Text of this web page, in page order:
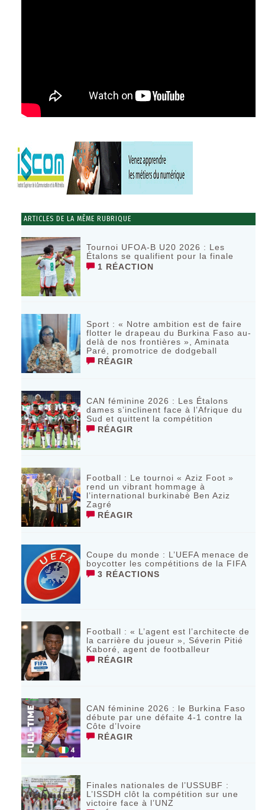
ARTICLES DE LA MÊME RUBRIQUE
Tournoi UFOA-B U20 2026 : Les
Étalons se qualifient pour la finale
1 RÉACTION
Sport : « Notre ambition est de faire
flotter le drapeau du Burkina Faso au-
delà de nos frontières », Aminata
Paré, promotrice de dodgeball
RÉAGIR
CAN féminine 2026 : Les Étalons
dames s’inclinent face à l’Afrique du
Sud et quittent la compétition
RÉAGIR
Football : Le tournoi « Aziz Foot »
rend un vibrant hommage à
l’international burkinabè Ben Aziz
Zagré
RÉAGIR
Coupe du monde : L’UEFA menace de
boycotter les compétitions de la FIFA
3 RÉACTIONS
Football : « L’agent est l’architecte de
la carrière du joueur », Séverin Pitié
Kaboré, agent de footballeur
RÉAGIR
CAN féminine 2026 : le Burkina Faso
débute par une défaite 4-1 contre la
Côte d’Ivoire
RÉAGIR
Finales nationales de l’USSUBF :
L’ISSDH clôt la compétition sur une
victoire face à l’UNZ